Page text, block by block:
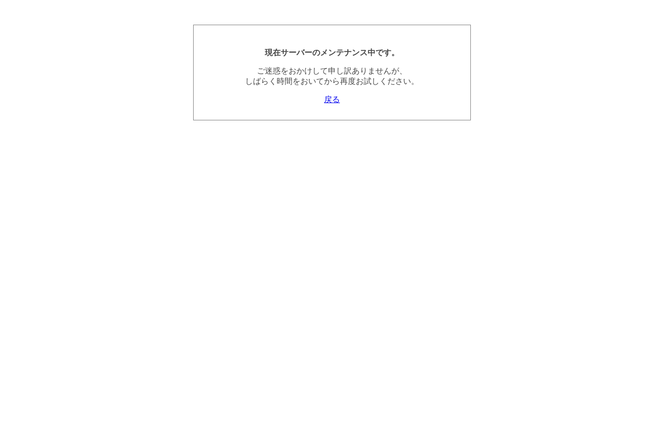
現在サーバーのメンテナンス中です。
ご迷惑をおかけして申し訳ありませんが、
しばらく時間をおいてから再度お試しください。
戻る